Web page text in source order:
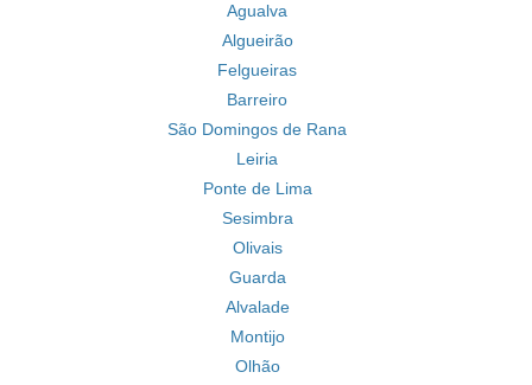
Agualva
Algueirão
Felgueiras
Barreiro
São Domingos de Rana
Leiria
Ponte de Lima
Sesimbra
Olivais
Guarda
Alvalade
Montijo
Olhão